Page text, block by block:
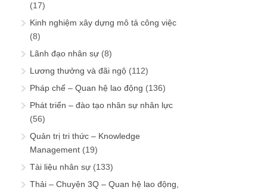
(17)
Kinh nghiệm xây dựng mô tả công việc
(8)
Lãnh đạo nhân sự (8)
Lương thưởng và đãi ngộ (112)
Pháp chế – Quan hệ lao động (136)
Phát triển – đào tạo nhân sự nhân lực
(56)
Quản trị tri thức – Knowledge
Management (19)
Tài liệu nhân sự (133)
Thải – Chuyện 3Q – Quan hệ lao động,